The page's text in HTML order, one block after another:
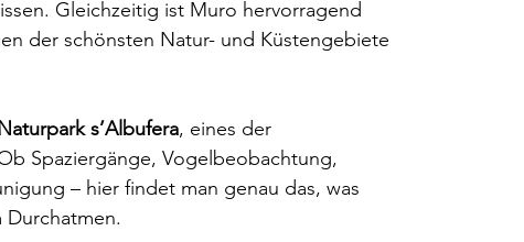
Gleichzeitig ist Muro hervorragend
der schönsten Natur- und Küstengebiete
s’Albufera, eines der
Spaziergänge, Vogelbeobachtung,
– hier findet man genau das, was
Durchatmen.